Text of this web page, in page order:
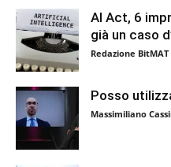
AI Act, 6
già un caso
Redazione BitMAT
Posso
Massimiliano